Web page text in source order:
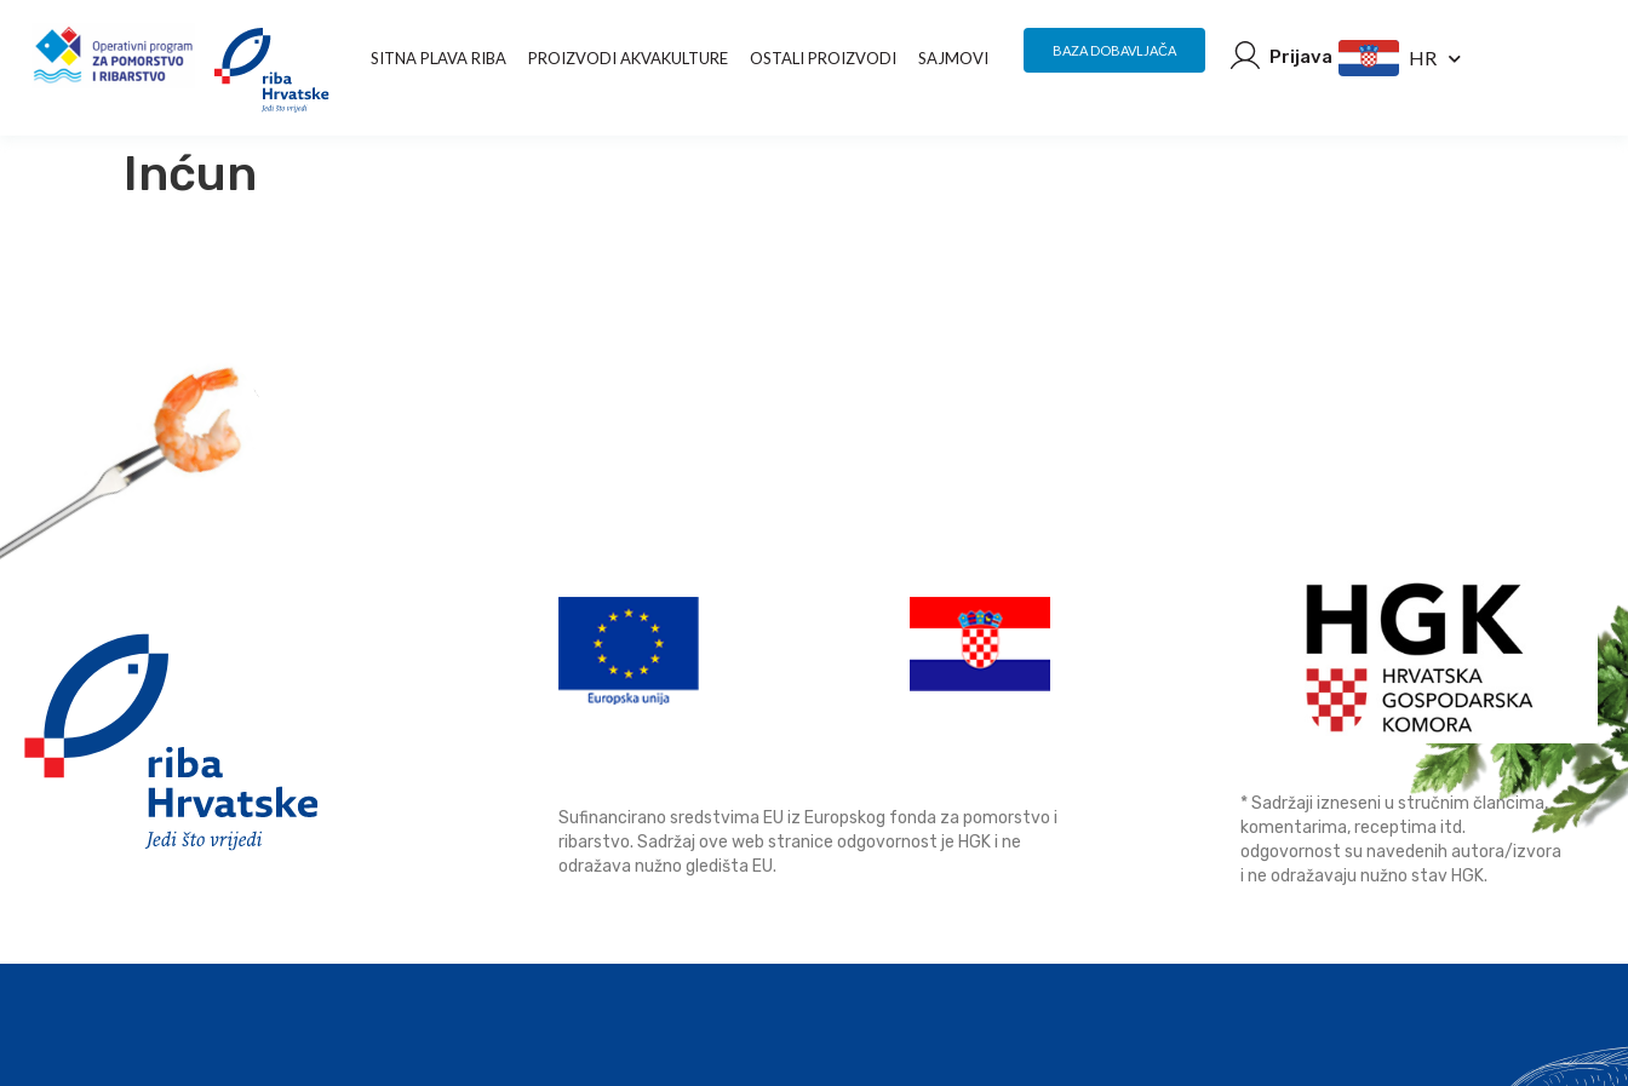
SITNA PLAVA RIBA PROIZVODI AKVAKULTURE OSTALI PROIZVODI SAJMOVI BAZA DOBAVLJAČA Prijava HR
Inćun
Sufinancirano sredstvima EU iz Europskog fonda za pomorstvo i
ribarstvo. Sadržaj ove web stranice odgovornost je HGK i ne
odražava nužno gledišta EU.
* Sadržaji izneseni u stručnim člancima,
komentarima, receptima itd.
odgovornost su navedenih autora/izvora
i ne odražavaju nužno stav HGK.